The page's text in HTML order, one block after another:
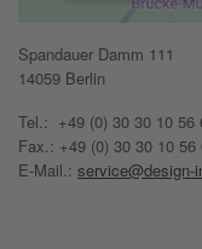
Spandauer Damm 111
14059 Berlin
Tel.: +49 (0) 30 30 10 56
Fax.: +49 (0) 30 30 10 56
E-Mail.: service@design-